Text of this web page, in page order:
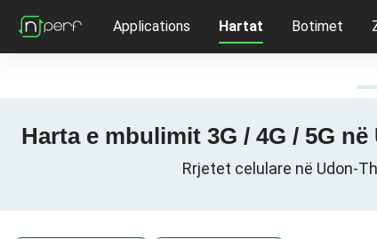
Applications Hartat Botimet
Harta e mbulimit 3G / 4G / 5G
Rrjetet celulare në Udon-